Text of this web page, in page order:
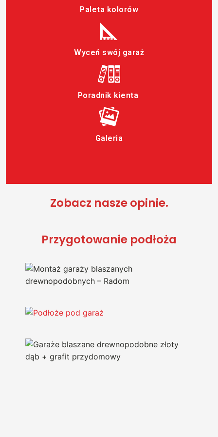
Paleta kolorów
Wyceń swój garaż
Poradnik kienta
Galeria
Zobacz nasze opinie.
Przygotowanie podłoża